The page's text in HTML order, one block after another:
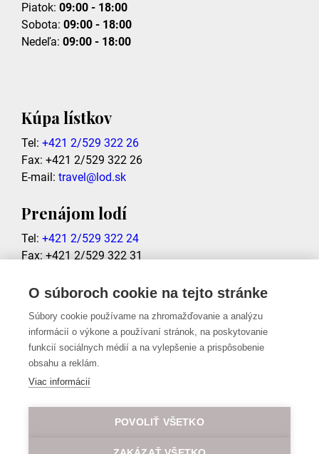
Piatok: 09:00 - 18:00
Sobota: 09:00 - 18:00
Nedeľa: 09:00 - 18:00
Kúpa lístkov
Tel: +421 2/529 322 26
Fax: +421 2/529 322 26
E-mail: travel@lod.sk
Prenájom lodí
Tel: +421 2/529 322 24
Fax: +421 2/529 322 31
Hodnotenie hostí
O súboroch cookie na tejto stránke
Súbory cookie používame na zhromažďovanie a analýzu
informácií o výkone a používaní stránok, na poskytovanie
funkcií sociálnych médií a na vylepšenie a prispôsobenie
obsahu a reklám.
Viac informácií
POVOLIŤ VŠETKO